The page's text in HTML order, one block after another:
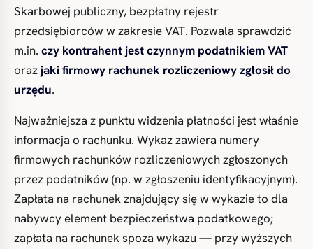
Skarbowej publiczny, bezpłatny rejestr
przedsiębiorców w zakresie VAT. Pozwala sprawdzić
m.in. czy kontrahent jest czynnym podatnikiem VAT
oraz jaki firmowy rachunek rozliczeniowy zgłosił do
urzędu.
Najważniejsza z punktu widzenia płatności jest właśnie
informacja o rachunku. Wykaz zawiera numery
firmowych rachunków rozliczeniowych zgłoszonych
przez podatników (np. w zgłoszeniu identyfikacyjnym).
Zapłata na rachunek znajdujący się w wykazie to dla
nabywcy element bezpieczeństwa podatkowego;
zapłata na rachunek spoza wykazu — przy wyższych